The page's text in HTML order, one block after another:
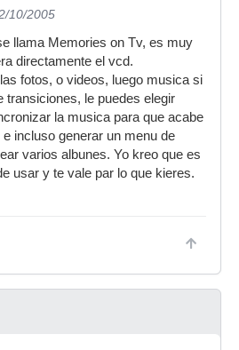
10/2005
llama Memories on Tv, es muy
directamente el vcd.
fotos, o videos, luego musica si
transiciones, le puedes elegir
la musica para que acabe
incluso generar un menu de
varios albunes. Yo kreo que es
usar y te vale par lo que kieres.